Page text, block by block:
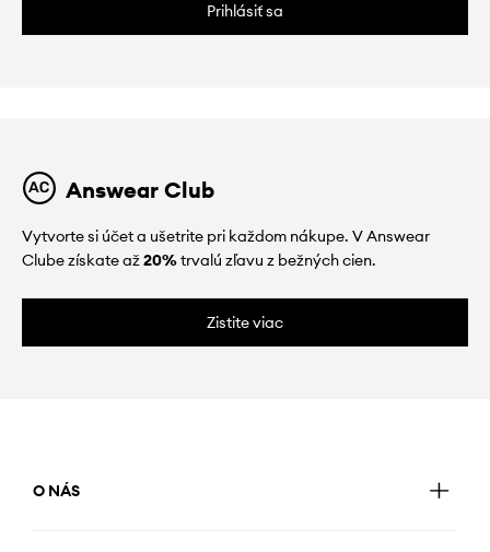
Prihlásiť sa
Answear Club
Vytvorte si účet a ušetrite pri každom nákupe. V Answear
Clube získate až20%trvalú zľavu z bežných cien.
Zistite viac
O NÁS